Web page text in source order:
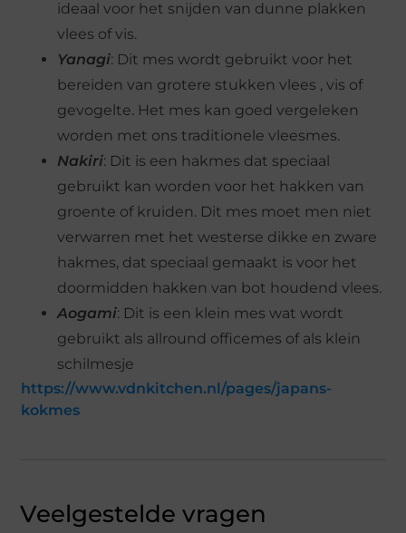
ideaal voor het snijden van dunne plakken
vlees of vis.
Yanagi: Dit mes wordt gebruikt voor het
bereiden van grotere stukken vlees , vis of
gevogelte. Het mes kan goed vergeleken
worden met ons traditionele vleesmes.
Nakiri: Dit is een hakmes dat speciaal
gebruikt kan worden voor het hakken van
groente of kruiden. Dit mes moet men niet
verwarren met het westerse dikke en zware
hakmes, dat speciaal gemaakt is voor het
doormidden hakken van bot houdend vlees.
Aogami: Dit is een klein mes wat wordt
gebruikt als allround officemes of als klein
schilmesje
https://www.vdnkitchen.nl/pages/japans-
kokmes
Veelgestelde vragen